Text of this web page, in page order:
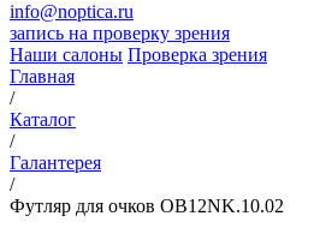
info@noptica.ru
запись на проверку зрения
Наши салоны Проверка зрения
Главная
/
Каталог
/
Галантерея
/
Футляр для очков OB12NK.10.02